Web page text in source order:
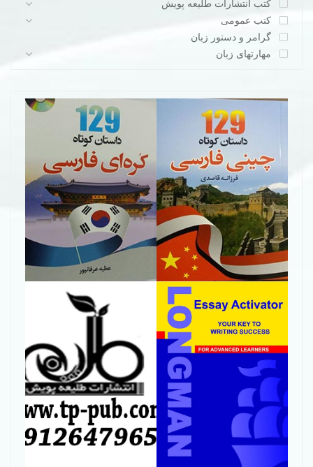
کتب انتشارات طلیعه پویش
کتب عمومی
گرامر و دستور زبان
مهارتهای زبان